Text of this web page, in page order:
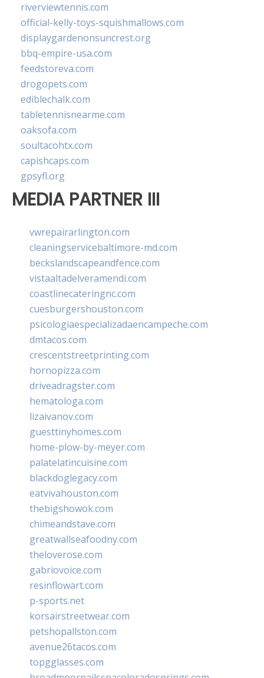
riverviewtennis.com
official-kelly-toys-squishmallows.com
displaygardenonsuncrest.org
bbq-empire-usa.com
feedstoreva.com
drogopets.com
ediblechalk.com
tabletennisnearme.com
oaksofa.com
soultacohtx.com
capishcaps.com
gpsyfl.org
MEDIA PARTNER III
vwrepairarlington.com
cleaningservicebaltimore-md.com
beckslandscapeandfence.com
vistaaltadelveramendi.com
coastlinecateringnc.com
cuesburgershouston.com
psicologiaespecializadaencampeche.com
dmtacos.com
crescentstreetprinting.com
hornopizza.com
driveadragster.com
hematologa.com
lizaivanov.com
guesttinyhomes.com
home-plow-by-meyer.com
palatelatincuisine.com
blackdoglegacy.com
eatvivahouston.com
thebigshowok.com
chimeandstave.com
greatwallseafoodny.com
theloverose.com
gabriovoice.com
resinflowart.com
p-sports.net
korsairstreetwear.com
petshopallston.com
avenue26tacos.com
topgglasses.com